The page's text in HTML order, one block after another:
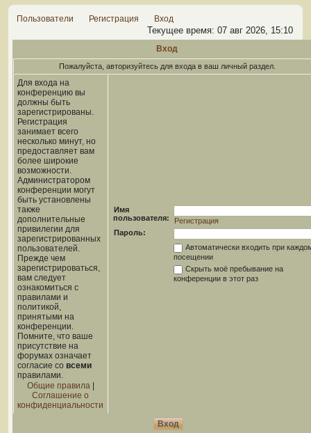
Пользователи Регистрация Вход
Текущее время: 07 авг 2026, 15:10
Вход
Пожалуйста, авторизуйтесь для входа в ваш личный раздел.
Для входа на
конференцию вы
должны быть
зарегистрированы.
Регистрация
занимает всего
несколько минут, но
предоставляет вам
более широкие
возможности.
Администратором
конференции могут
быть установлены
также
дополнительные
привилегии для
зарегистрированных
пользователей.
Прежде чем
зарегистрироваться,
вам следует
ознакомиться с
правилами и
политикой,
принятыми на
конференции.
Помните, что ваше
присутствие на
форумах означает
согласие со всеми
правилами.
Общие правила|
Соглашение о
конфиденциальности
Имя
пользователя:
Регистрация
Пароль:
Автоматически входить при
посещении
Скрыть моё пребывание на
конференции в этот раз